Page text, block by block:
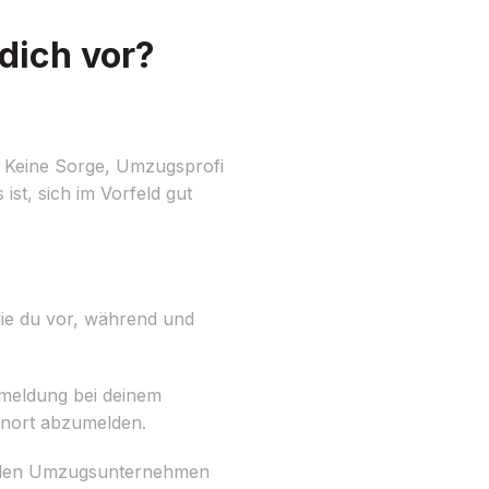
vor?
Sorge, Umzugsprofi
ist, sich im Vorfeld gut
du vor, während und
bei deinem
abzumelden.
Umzugsunternehmen